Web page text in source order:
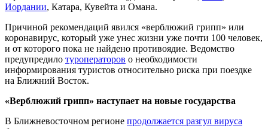
Иордании, Катара, Кувейта и Омана.
Причиной рекомендаций явился «верблюжий грипп» или
коронавирус, который уже унес жизни уже почти 100 человек,
и от которого пока не найдено противоядие. Ведомство
предупредило туроператоров о необходимости
информирования туристов относительно риска при поездке
на Ближний Восток.
«Верблюжий грипп» наступает на новые государства
В Ближневосточном регионе продолжается разгул вируса